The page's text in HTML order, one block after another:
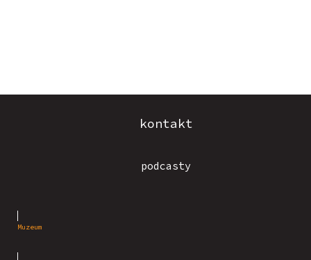
kontakt
podcasty
Muzeum